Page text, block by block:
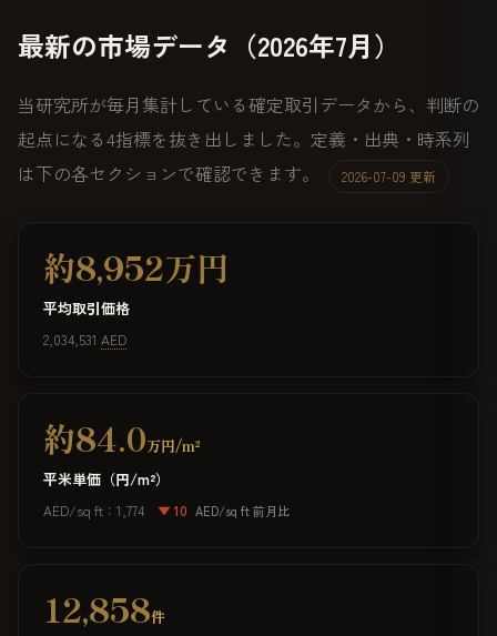
最新の市場データ（2026年7月）
当研究所が毎月集計している確定取引データから、判断の
起点になる4指標を抜き出しました。定義・出典・時系列
は下の各セクションで確認できます。
2026-07-09 更新
約8,952万円
平均取引価格
2,034,531 AED
約84.0万円/m²
平米単価（円/m²）
AED/sq ft：1,774 ▼ 10 AED/sq ft 前月比
12,858件